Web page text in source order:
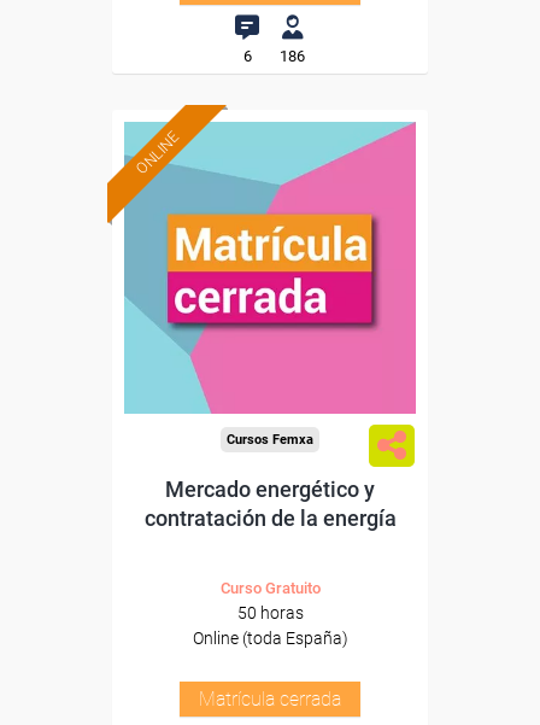
6 186
ONLINE
Cursos Femxa
Mercado energético y
contratación de la energía
Curso Gratuito
50 horas
Online (toda España)
Matrícula cerrada